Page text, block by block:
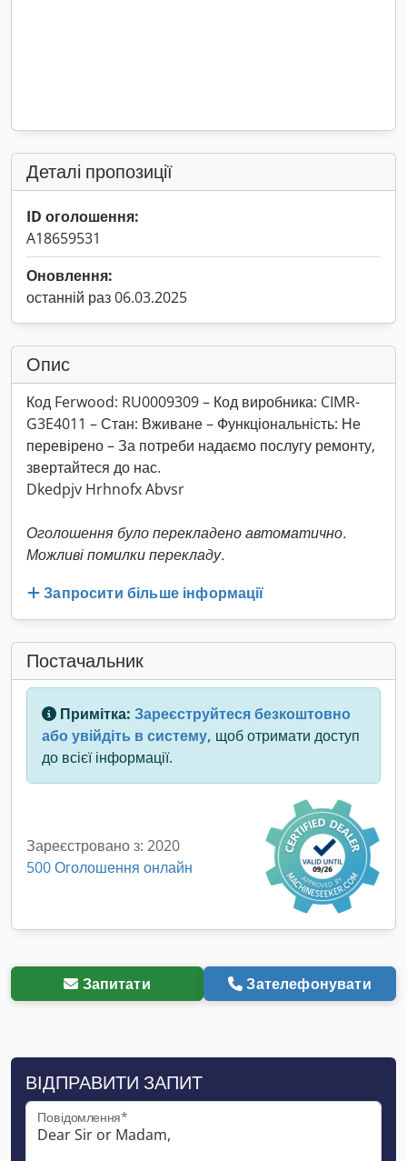
Деталі пропозиції
ID оголошення:
A18659531
Оновлення:
останній раз 06.03.2025
Опис
Код Ferwood: RU0009309 – Код виробника: CIMR-
G3E4011 – Стан: Вживане – Функціональність: Не
перевірено – За потреби надаємо послугу ремонту,
звертайтеся до нас.
Dkedpjv Hrhnofx Abvsr
Оголошення було перекладено автоматично.
Можливі помилки перекладу.
Запросити більше інформації
Постачальник
Примітка: Зареєструйтеся безкоштовно
або увійдіть в систему, щоб отримати доступ
до всієї інформації.
Зареєстровано з: 2020
500 Оголошення онлайн
Запитати Зателефонувати
ВІДПРАВИТИ ЗАПИТ
Повідомлення*